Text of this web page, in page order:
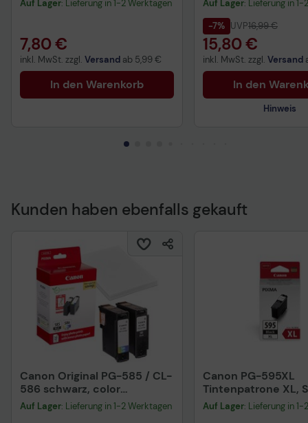
Auf Lager: Lieferung in 1-2 Werktagen
7,80 €
inkl. MwSt. zzgl. Versand ab 5,99 €
In den Warenkorb
Auf Lager: Lieferung in
-7% UVP16,99 €
15,80 €
inkl. MwSt. zzgl. Versand
In den
Hinweis
Technisches
Kunden haben ebenfalls gekauft
Canon Original PG-585 / CL-
586 schwarz, color
Druckerpatronen +
Fotopapier, 2er-Set
Auf Lager: Lieferung in 1-2 Werktagen
Canon PG-595XL
Tintenpatrone XL,
Auf Lager: Lieferung in